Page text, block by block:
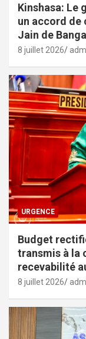
Kinshasa: Le
un accord de
Jain de
8 juillet 2026
URGENCE
Budget
transmis à la
recevabilité
8 juillet 2026